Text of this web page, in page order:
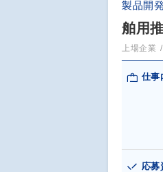
製品開
舶用
上場企業
仕事
応募